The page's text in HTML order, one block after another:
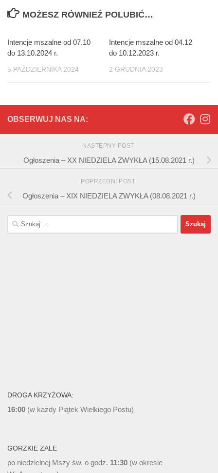
MOŻESZ RÓWNIEŻ POLUBIĆ…
Intencje mszalne od 07.10
do 13.10.2024 r.
5 PAŹDZIERNIKA 2024
Intencje mszalne od 04.12
do 10.12.2023 r.
2 GRUDNIA 2023
OBSERWUJ NAS NA:
NASTĘPNY POST
Ogłoszenia – XX NIEDZIELA ZWYKŁA (15.08.2021 r.)
POPRZEDNI POST
Ogłoszenia – XIX NIEDZIELA ZWYKŁA (08.08.2021 r.)
Szukaj:
DROGA KRZYŻOWA:
16:00 (w każdy Piątek Wielkiego Postu)
GORZKIE ŻALE
po niedzielnej Mszy św. o godz. 11:30 (w okresie